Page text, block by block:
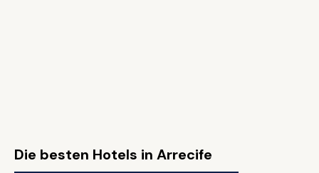
Die besten Hotels in Arrecife